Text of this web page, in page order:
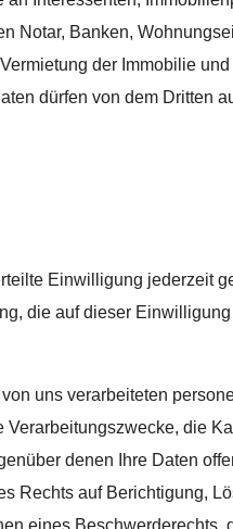
Notar, Banken,
der Immobilie
dürfen von dem Dritten
Einwilligung jederzeit
die auf dieser
uns verarbeiteten
Verarbeitungszwecke, die
denen Ihre Daten
Rechts auf Berichtigung,
eines Beschwerderechts,